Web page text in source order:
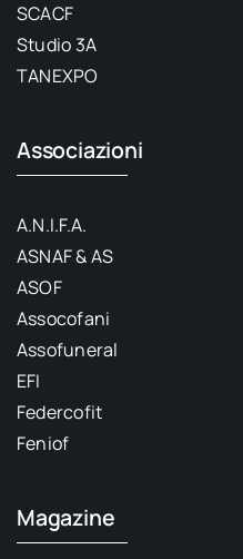
SCACF
Studio 3A
TANEXPO
Associazioni
A.N.I.F.A.
ASNAF & AS
ASOF
Assocofani
Assofuneral
EFI
Federcofit
Feniof
Magazine